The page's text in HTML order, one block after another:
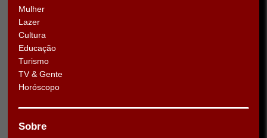
Mulher
Lazer
Cultura
Educação
Turismo
TV & Gente
Horóscopo
Sobre